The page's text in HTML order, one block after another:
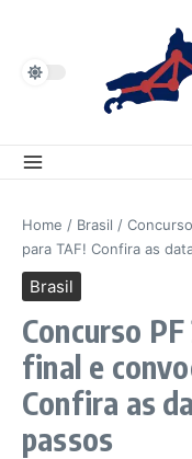
Home / Brasil /
para TAF! Confira as
Brasil
Concurso
final e
Confira as
passos